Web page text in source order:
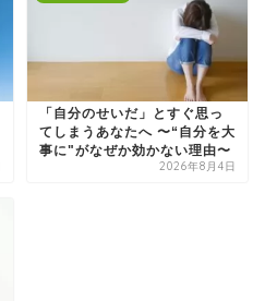
「自分のせいだ」とすぐ思っ
てしまうあなたへ 〜“自分を大
事に"がなぜか効かない理由〜
2026年8月4日